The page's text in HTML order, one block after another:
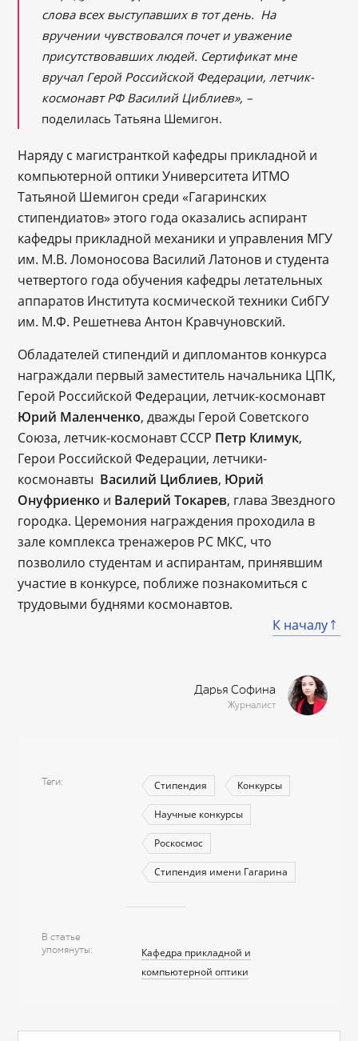
слова всех выступавших в тот день. На
вручении чувствовался почет и уважение
присутствовавших людей. Сертификат мне
вручал Герой Российской Федерации, летчик-
космонавт РФ Василий Циблиев», –
поделилась Татьяна Шемигон.
Наряду с магистранткой кафедры прикладной и
компьютерной оптики Университета ИТМО
Татьяной Шемигон среди «Гагаринских
стипендиатов» этого года оказались аспирант
кафедры прикладной механики и управления МГУ
им. М.В. Ломоносова Василий Латонов и студента
четвертого года обучения кафедры летательных
аппаратов Института космической техники СибГУ
им. М.Ф. Решетнева Антон Кравчуновский.
Обладателей стипендий и дипломантов конкурса
награждали первый заместитель начальника ЦПК,
Герой Российской Федерации, летчик-космонавт
Юрий Маленченко, дважды Герой Советского
Союза, летчик-космонавт СССР Петр Климук,
Герои Российской Федерации, летчики-
космонавты Василий Циблиев, Юрий
Онуфриенко и Валерий Токарев, глава Звездного
городка. Церемония награждения проходила в
зале комплекса тренажеров РС МКС, что
позволило студентам и аспирантам, принявшим
участие в конкурсе, поближе познакомиться с
трудовыми буднями космонавтов.
К началу
Дарья Софина
Журналист
Теги Стипендия Конкурсы
Научные конкурсы
Роскосмос
Стипендия имени Гагарина
В статье
упомянуты
Кафедра прикладной и
компьютерной оптики